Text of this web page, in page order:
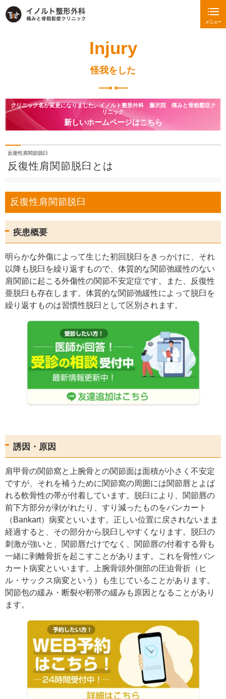
メニュー
Injury
怪我をした
クリニック名が変更になりました。イノルト整形外科 藤沢院 痛みと骨粗鬆症ク
リニック
新しいホームページはこちら
反復性肩関節脱臼
反復性肩関節脱臼とは
反復性肩関節脱臼
疾患概要
明らかな外傷によって生じた初回脱臼をきっかけに、それ
以降も脱臼を繰り返すもので、体質的な関節弛緩性のない
肩関節に起こる外傷性の関節不安定症です。また、反復性
亜脱臼も存在します。体質的な関節弛緩性によって脱臼を
繰り返すものは習慣性脱臼として区別されます。
誘因・原因
肩甲骨の関節窩と上腕骨との関節面は面積が小さく不安定
ですが、それを補うために関節窩の周囲には関節唇とよば
れる軟骨性の帯が付着しています。脱臼により、関節唇の
前下方部分が剥がれたり、すり減ったものをバンカート
（Bankart）病変といいます。正しい位置に戻されないまま
経過すると、その部分から脱臼しやすくなります。脱臼の
刺激が強いと、関節唇だけでなく、関節唇の付着する骨も
一緒に剥離骨折を起こすことがあります。これを骨性バン
カート病変といいます。上腕骨頭外側部の圧迫骨折（ヒ
ル・サックス病変という）も生じていることがあります。
関節包の緩み・断裂や靭帯の緩みも原因となることがあり
ます。